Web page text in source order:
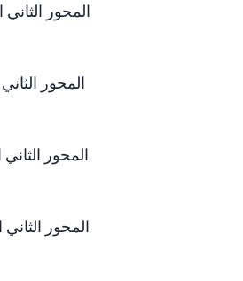
المحور
المحور
المحور
المحور